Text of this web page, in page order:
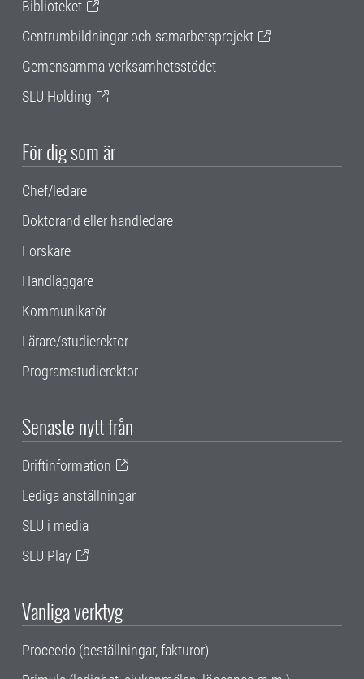
Biblioteket
Centrumbildningar och samarbetsprojekt
Gemensamma verksamhetsstödet
SLU Holding
För dig som är
Chef/ledare
Doktorand eller handledare
Forskare
Handläggare
Kommunikatör
Lärare/studierektor
Programstudierektor
Senaste nytt från
Driftinformation
Lediga anställningar
SLU i media
SLU Play
Vanliga verktyg
Proceedo (beställningar, fakturor)